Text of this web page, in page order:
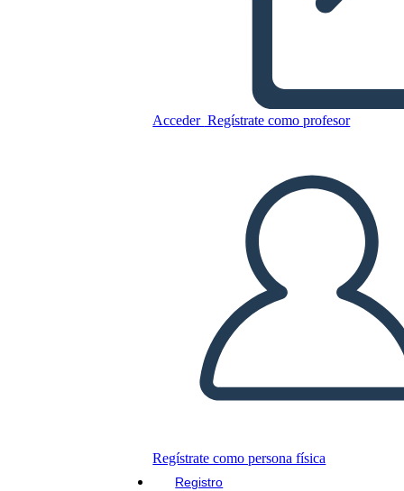
Acceder Regístrate como profesor
Regístrate como persona física
Registro
Copie este guión gráfico
JUEGO DE DIAPOSITIVAS
LEERME